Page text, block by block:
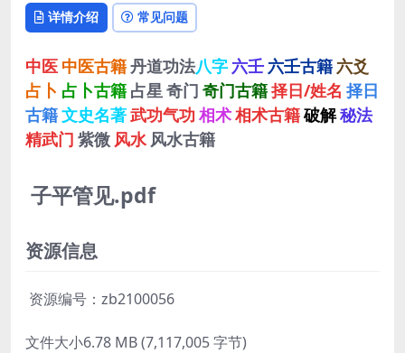
详情介绍 常见问题
中医 中医古籍丹道功法八字 六壬 六壬古籍 六爻
占卜 占卜古籍 占星 奇门 奇门古籍择日/姓名 择日
古籍文史名著武功气功 相术相术古籍破解秘法
精武门 紫微 风水 风水古籍
子平管见.pdf
资源信息
资源编号：zb2100056
文件大小6.78 MB (7,117,005 字节)